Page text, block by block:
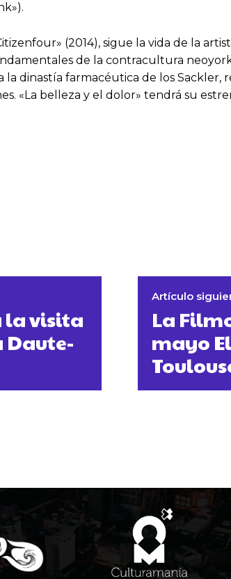
(2014), sigue la vida de la
de la contracultura
dinastía farmacéutica de los Sackler,
«La belleza y el dolor» tendrá su
la visita
Daute-
Artículo
La
mayo